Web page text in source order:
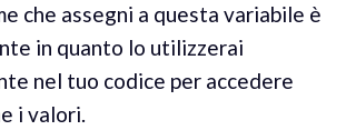
che assegni a questa variabile è
in quanto lo utilizzerai
nel tuo codice per accedere
i valori.